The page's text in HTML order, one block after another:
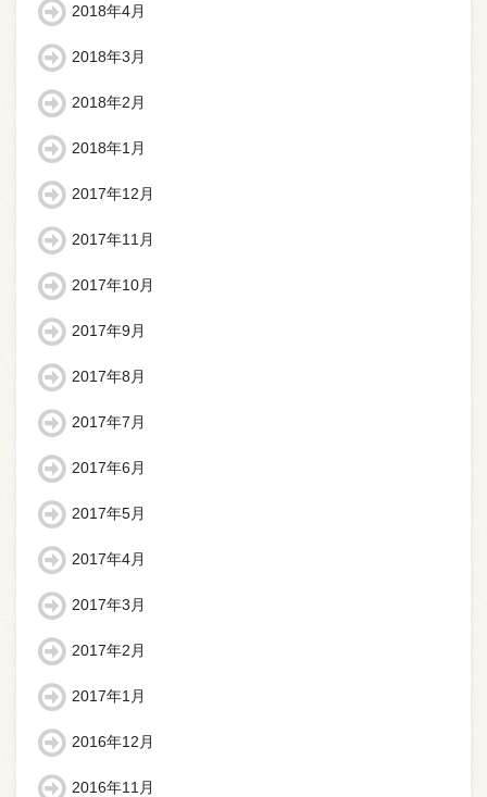
2018年4月
2018年3月
2018年2月
2018年1月
2017年12月
2017年11月
2017年10月
2017年9月
2017年8月
2017年7月
2017年6月
2017年5月
2017年4月
2017年3月
2017年2月
2017年1月
2016年12月
2016年11月